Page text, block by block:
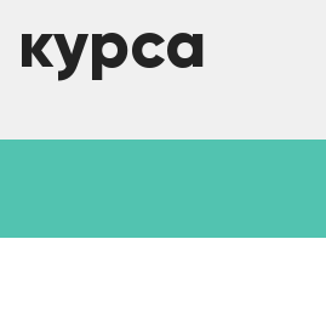
курса